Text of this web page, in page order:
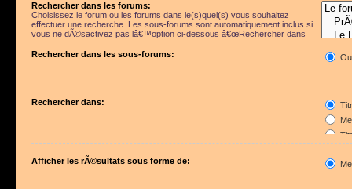
Rechercher dans les forums:
Choisissez le forum ou les forums dans le(s)quel(s) vous souhaitez
effectuer une recherche. Les sous-forums sont automatiquement inclus si
vous ne dÃ©sactivez pas lâ€™option ci-dessous â€œRechercher dans
Rechercher dans les sous-forums:
Rechercher dans:
Afficher les rÃ©sultats sous forme de: